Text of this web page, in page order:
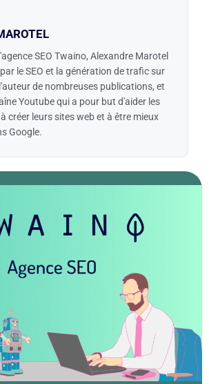
SEO Twaino, Alexandre Marotel
le SEO et la génération de trafic sur
de nombreuses publications, et
Youtube qui a pour but d'aider les
créer leurs sites web et à être mieux
Google.